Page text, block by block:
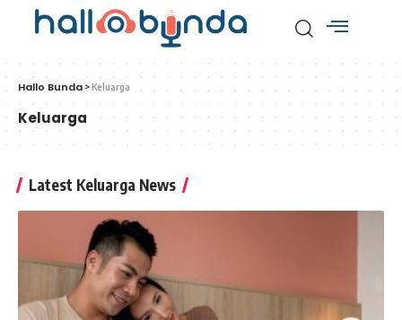
Hallo Bunda >Keluarga
Keluarga
Latest Keluarga News